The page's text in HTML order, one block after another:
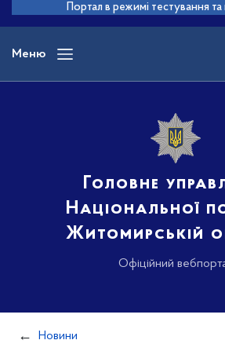
основного
вмісту
Портал в режимі тестування
Меню
Головне
Національної
Житомирській
Офіційний
Новини